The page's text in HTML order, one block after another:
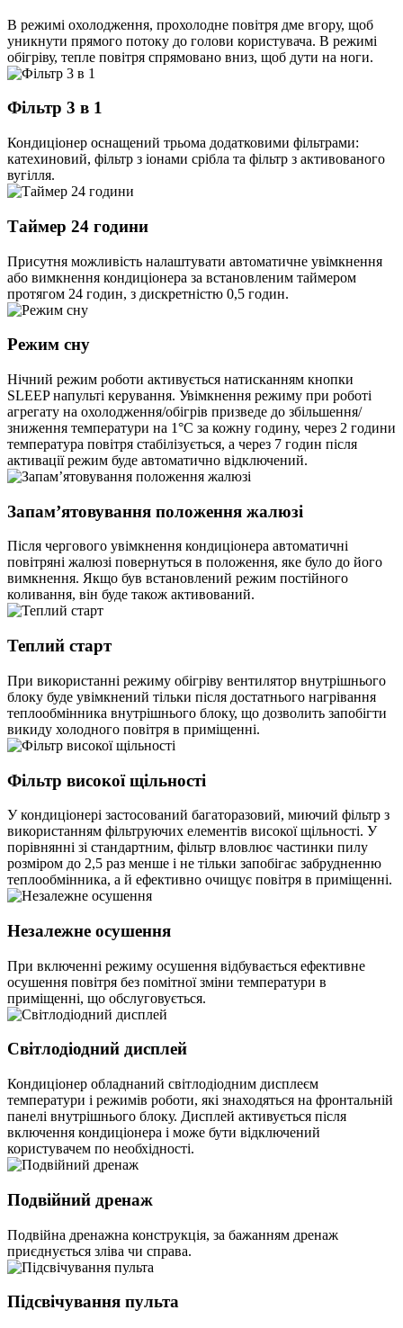
В режимі охолодження, прохолодне повітря дме вгору, щоб
уникнути прямого потоку до голови користувача. В режимі
обігріву, тепле повітря спрямовано вниз, щоб дути на ноги.
Фільтр 3 в 1
Кондиціонер оснащений трьома додатковими фільтрами:
катехиновий, фільтр з іонами срібла та фільтр з активованого
вугілля.
Таймер 24 години
Присутня можливість налаштувати автоматичне увімкнення
або вимкнення кондиціонера за встановленим таймером
протягом 24 годин, з дискретністю 0,5 годин.
Режим сну
Нічний режим роботи активується натисканням кнопки
SLEEP напульті керування. Увімкнення режиму при роботі
агрегату на охолодження/обігрів призведе до збільшення/
зниження температури на 1°С за кожну годину, через 2 години
температура повітря стабілізується, а через 7 годин після
активації режим буде автоматично відключений.
Запам’ятовування положення жалюзі
Після чергового увімкнення кондиціонера автоматичні
повітряні жалюзі повернуться в положення, яке було до його
вимкнення. Якщо був встановлений режим постійного
коливання, він буде також активований.
Теплий старт
При використанні режиму обігріву вентилятор внутрішнього
блоку буде увімкнений тільки після достатнього нагрівання
теплообмінника внутрішнього блоку, що дозволить запобігти
викиду холодного повітря в приміщенні.
Фільтр високої щільності
У кондиціонері застосований багаторазовий, миючий фільтр з
використанням фільтруючих елементів високої щільності. У
порівнянні зі стандартним, фільтр вловлює частинки пилу
розміром до 2,5 раз менше і не тільки запобігає забрудненню
теплообмінника, а й ефективно очищує повітря в приміщенні.
Незалежне осушення
При включенні режиму осушення відбувається ефективне
осушення повітря без помітної зміни температури в
приміщенні, що обслуговується.
Світлодіодний дисплей
Кондиціонер обладнаний світлодіодним дисплеєм
температури і режимів роботи, які знаходяться на фронтальній
панелі внутрішнього блоку. Дисплей активується після
включення кондиціонера і може бути відключений
користувачем по необхідності.
Подвійний дренаж
Подвійна дренажна конструкція, за бажанням дренаж
приєднується зліва чи справа.
Підсвічування пульта